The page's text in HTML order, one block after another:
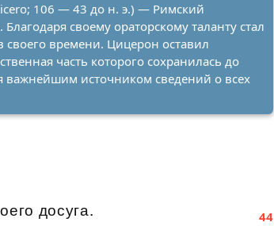
106 — 43 до н. э.) — Римский
своему ораторскому таланту стал
времени. Цицерон оставил
часть которого сохранилась до
важнейшим источником сведений о всех
досуга. 44